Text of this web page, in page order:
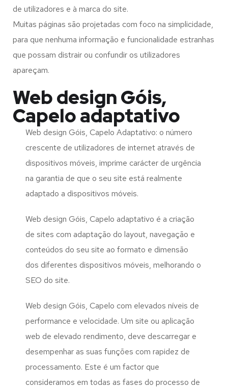
de utilizadores e à marca do site.
Muitas páginas são projetadas com foco na simplicidade,
para que nenhuma informação e funcionalidade estranhas
que possam distrair ou confundir os utilizadores
apareçam.
Web design Góis,
Capelo adaptativo
Web design Góis, Capelo Adaptativo: o número
crescente de utilizadores de internet através de
dispositivos móveis, imprime carácter de urgência
na garantia de que o seu site está realmente
adaptado a dispositivos móveis.
Web design Góis, Capelo adaptativo é a criação
de sites com adaptação do layout, navegação e
conteúdos do seu site ao formato e dimensão
dos diferentes dispositivos móveis, melhorando o
SEO do site.
Web design Góis, Capelo com elevados níveis de
performance e velocidade. Um site ou aplicação
web de elevado rendimento, deve descarregar e
desempenhar as suas funções com rapidez de
processamento. Este é um factor que
consideramos em todas as fases do processo de